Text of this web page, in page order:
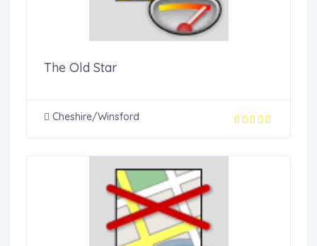
The Old Star
Cheshire/Winsford